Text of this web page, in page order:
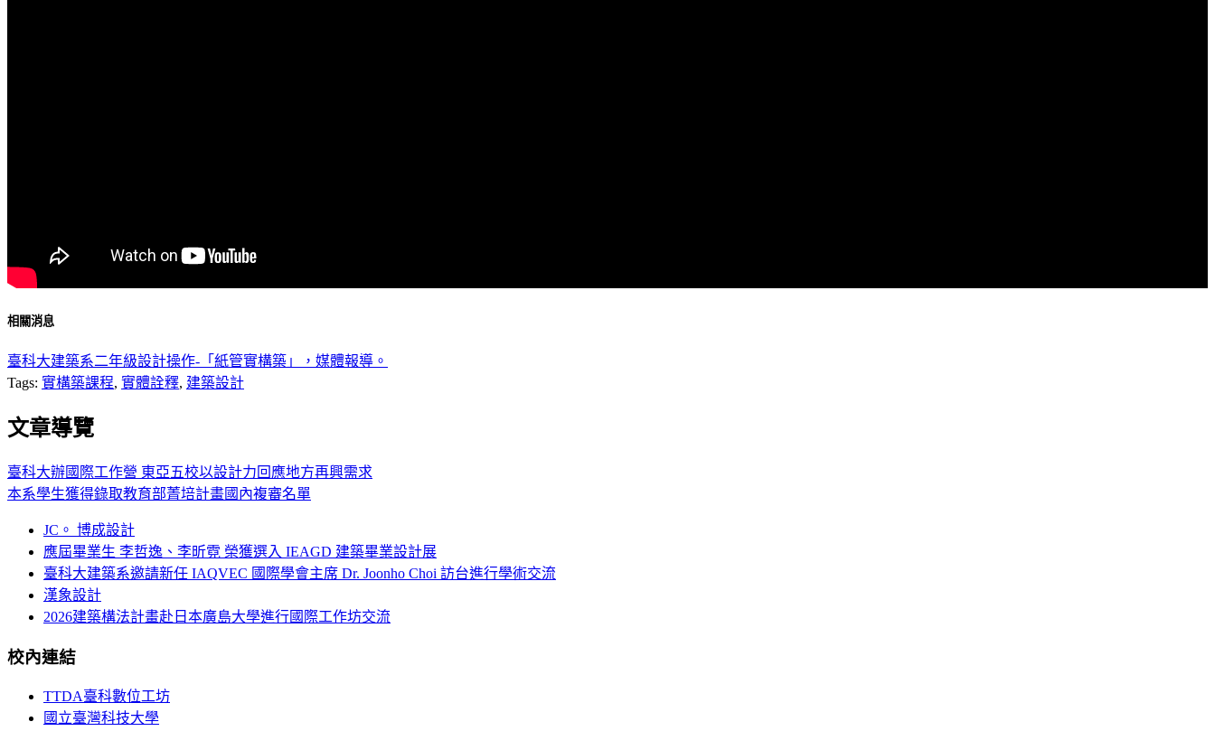
相關消息
臺科大建築系二年級設計操作-「紙管實構築」，媒體報導。
Tags: 實構築課程, 實體詮釋, 建築設計
文章導覽
臺科大辦國際工作營 東亞五校以設計力回應地方再興需求
本系學生獲得錄取教育部菁培計畫國內複審名單
JC。 博成設計
應屆畢業生 李哲逸、李昕霓 榮獲選入 IEAGD 建築畢業設計展
臺科大建築系邀請新任 IAQVEC 國際學會主席 Dr. Joonho Choi 訪台進行學術交流
漢象設計
2026建築構法計畫赴日本廣島大學進行國際工作坊交流
校內連結
TTDA臺科數位工坊
國立臺灣科技大學